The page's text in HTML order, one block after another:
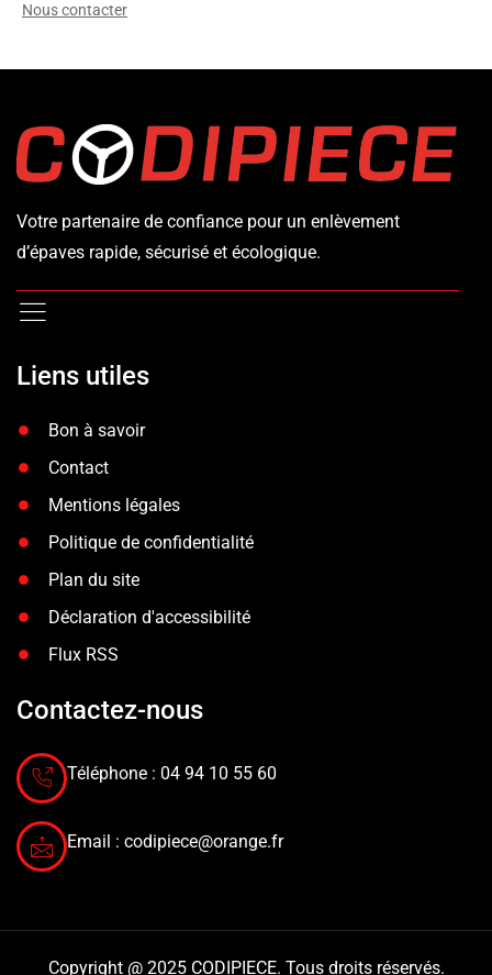
Nous contacter
Votre partenaire de confiance pour un enlèvement
d’épaves rapide, sécurisé et écologique.
Liens utiles
Bon à savoir
Contact
Mentions légales
Politique de confidentialité
Plan du site
Déclaration d'accessibilité
Flux RSS
Contactez-nous
Téléphone : 04 94 10 55 60
Email : codipiece@orange.fr
Copyright @ 2025 CODIPIECE. Tous droits réservés.